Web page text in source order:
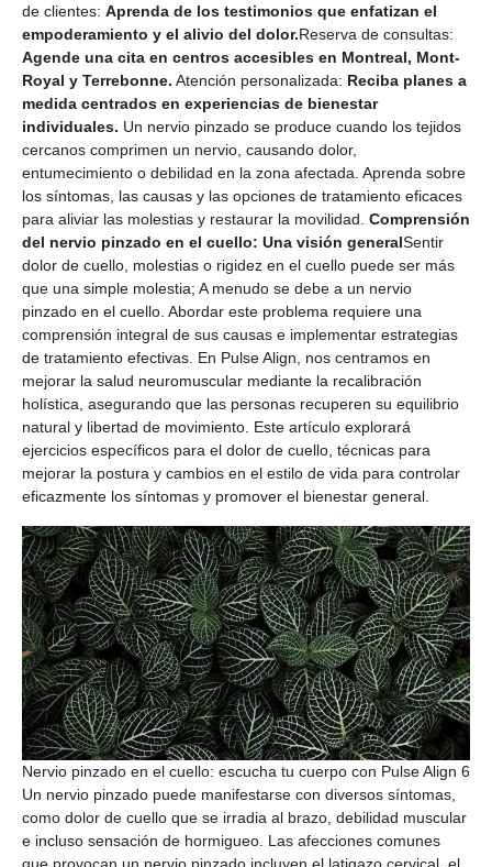
de clientes: Aprenda de los testimonios que enfatizan el
empoderamiento y el alivio del dolor.Reserva de consultas:
Agende una cita en centros accesibles en Montreal, Mont-
Royal y Terrebonne. Atención personalizada: Reciba planes a
medida centrados en experiencias de bienestar
individuales. Un nervio pinzado se produce cuando los tejidos
cercanos comprimen un nervio, causando dolor,
entumecimiento o debilidad en la zona afectada. Aprenda sobre
los síntomas, las causas y las opciones de tratamiento eficaces
para aliviar las molestias y restaurar la movilidad. Comprensión
del nervio pinzado en el cuello: Una visión generalSentir
dolor de cuello, molestias o rigidez en el cuello puede ser más
que una simple molestia; A menudo se debe a un nervio
pinzado en el cuello. Abordar este problema requiere una
comprensión integral de sus causas e implementar estrategias
de tratamiento efectivas. En Pulse Align, nos centramos en
mejorar la salud neuromuscular mediante la recalibración
holística, asegurando que las personas recuperen su equilibrio
natural y libertad de movimiento. Este artículo explorará
ejercicios específicos para el dolor de cuello, técnicas para
mejorar la postura y cambios en el estilo de vida para controlar
eficazmente los síntomas y promover el bienestar general.
Nervio pinzado en el cuello: escucha tu cuerpo con Pulse Align 6
Un nervio pinzado puede manifestarse con diversos síntomas,
como dolor de cuello que se irradia al brazo, debilidad muscular
e incluso sensación de hormigueo. Las afecciones comunes
que provocan un nervio pinzado incluyen el latigazo cervical, el